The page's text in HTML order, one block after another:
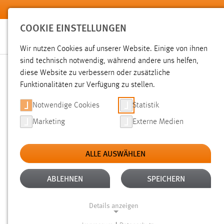
Zum Hauptinhalt springen
SUCHE
Aktive Filter: ALTER: 1 WOCHE BIS 1 MONAT ALLE
Gesucht nach "schäfer". Es wurden 36 Ergebnisse gefunden.
COOKIE EINSTELLUNGEN
Wir nutzen Cookies auf unserer Website. Einige von ihnen
sind technisch notwendig, während andere uns helfen,
diese Website zu verbessern oder zusätzliche
Funktionalitäten zur Verfügung zu stellen.
Notwendige Cookies Statistik
Marketing Externe Medien
ALLE AUSWÄHLEN
ABLEHNEN SPEICHERN
Details anzeigen